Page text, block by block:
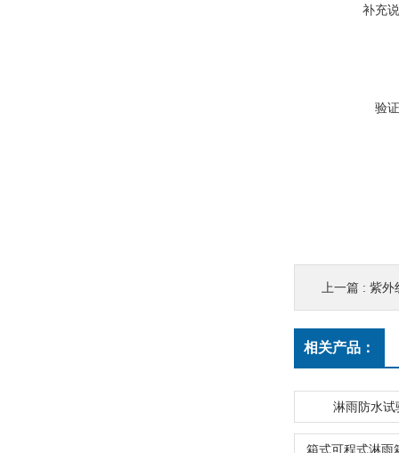
补充
验
上一篇 : 紫外
相关产品：
淋雨防水试
箱式可程式淋雨